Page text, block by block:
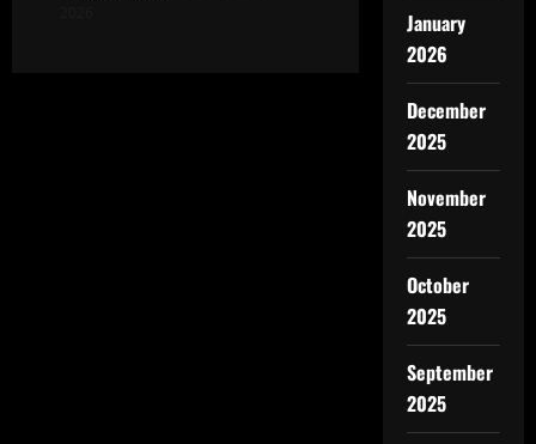
January
2026
December
2025
November
2025
October
2025
September
2025